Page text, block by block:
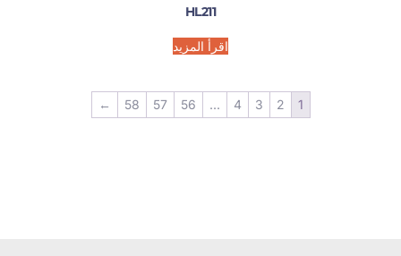
HL211
اقرأ المزيد
1
2
3
4
...
56
57
58
←